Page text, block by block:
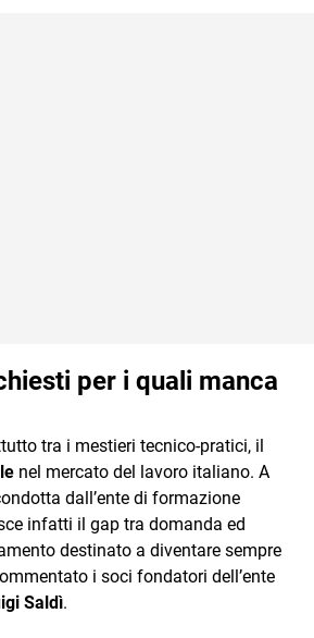
per i quali manca
tra i mestieri tecnico-pratici, il
nel mercato del lavoro italiano. A
dall’ente di formazione
infatti il gap tra domanda ed
destinato a diventare sempre
i soci fondatori dell’ente
Saldì.